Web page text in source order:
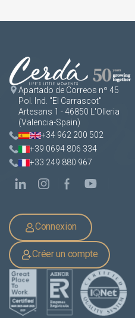
Apartado de Correos nº 45
Pol. Ind. "El Carrascot"
Artesans 1 - 46850 L'Olleria
(Valencia-Spain)
+34 962 200 502
+39 0694 806 334
+33 249 880 967
Connexion
Créer un compte